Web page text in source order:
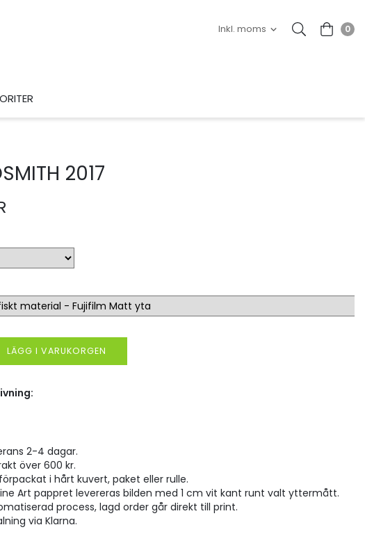
0
2017
LÄGG I VARUKORGEN
2-4 dagar.
över 600 kr.
i hårt kuvert, paket eller rulle.
Art pappret levereras bilden med 1 cm vit kant runt valt yttermått.
process, lagd order går direkt till print.
via Klarna.